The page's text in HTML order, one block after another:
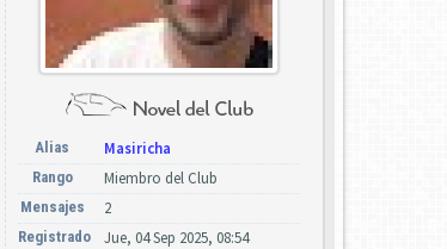
Alias Masiricha
Rango Miembro del Club
Mensajes 2
Registrado Jue, 04 Sep 2025, 08:54